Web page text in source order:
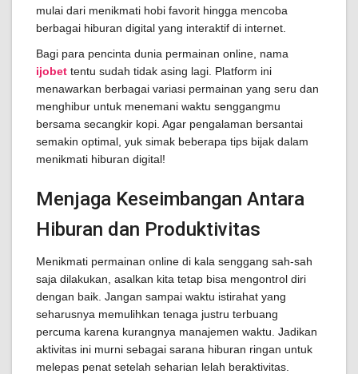
mulai dari menikmati hobi favorit hingga mencoba
berbagai hiburan digital yang interaktif di internet.
Bagi para pencinta dunia permainan online, nama
ijobet tentu sudah tidak asing lagi. Platform ini
menawarkan berbagai variasi permainan yang seru dan
menghibur untuk menemani waktu senggangmu
bersama secangkir kopi. Agar pengalaman bersantai
semakin optimal, yuk simak beberapa tips bijak dalam
menikmati hiburan digital!
Menjaga Keseimbangan Antara
Hiburan dan Produktivitas
Menikmati permainan online di kala senggang sah-sah
saja dilakukan, asalkan kita tetap bisa mengontrol diri
dengan baik. Jangan sampai waktu istirahat yang
seharusnya memulihkan tenaga justru terbuang
percuma karena kurangnya manajemen waktu. Jadikan
aktivitas ini murni sebagai sarana hiburan ringan untuk
melepas penat setelah seharian lelah beraktivitas.